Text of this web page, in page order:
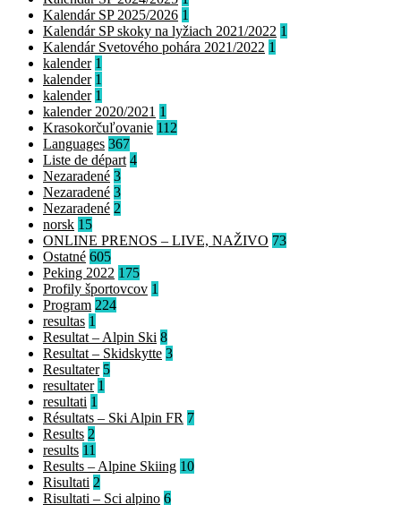
Kalendár SP 2025/2026 1
Kalendár SP skoky na lyžiach 2021/2022 1
Kalendár Svetového pohára 2021/2022 1
kalender 1
kalender 1
kalender 1
kalender 2020/2021 1
Krasokorčuľovanie 112
Languages 367
Liste de départ 4
Nezaradené 3
Nezaradené 3
Nezaradené 2
norsk 15
ONLINE PRENOS – LIVE, NAŽIVO 73
Ostatné 605
Peking 2022 175
Profily športovcov 1
Program 224
resultas 1
Resultat – Alpin Ski 8
Resultat – Skidskytte 3
Resultater 5
resultater 1
resultati 1
Résultats – Ski Alpin FR 7
Results 2
results 11
Results – Alpine Skiing 10
Risultati 2
Risultati – Sci alpino 6